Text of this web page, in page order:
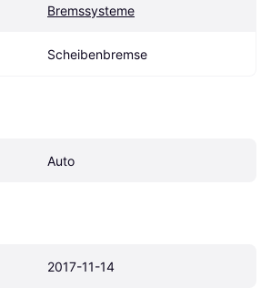
Bremssysteme
Scheibenbremse
Auto
2017-11-14